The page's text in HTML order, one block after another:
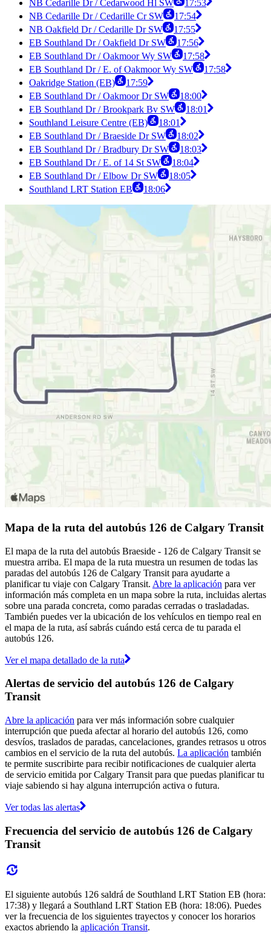
NB Cedarille Dr / Cedarwood Hl SW
17:53
NB Cedarille Dr / Cedarille Cr SW
17:54
NB Oakfield Dr / Cedarille Dr SW
17:55
EB Southland Dr / Oakfield Dr SW
17:56
EB Southland Dr / Oakmoor Wy SW
17:58
EB Southland Dr / E. of Oakmoor Wy SW
17:58
Oakridge Station (EB)
17:59
EB Southland Dr / Oakmoor Dr SW
18:00
EB Southland Dr / Brookpark Bv SW
18:01
Southland Leisure Centre (EB)
18:01
EB Southland Dr / Braeside Dr SW
18:02
EB Southland Dr / Bradbury Dr SW
18:03
EB Southland Dr / E. of 14 St SW
18:04
EB Southland Dr / Elbow Dr SW
18:05
Southland LRT Station EB
18:06
Mapa de la ruta del autobús 126 de Calgary Transit
El mapa de la ruta del autobús Braeside - 126 de Calgary Transit se
muestra arriba. El mapa de la ruta muestra un resumen de todas las
paradas del autobús 126 de Calgary Transit para ayudarte a
planificar tu viaje con Calgary Transit. Abre la aplicación para ver
información más completa en un mapa sobre la ruta, incluidas alertas
sobre una parada concreta, como paradas cerradas o trasladadas.
También puedes ver la ubicación de los vehículos en tiempo real en
el mapa de la ruta, así sabrás cuándo está cerca de tu parada el
autobús 126.
Ver el mapa detallado de la ruta
Alertas de servicio del autobús 126 de Calgary
Transit
Abre la aplicación para ver más información sobre cualquier
interrupción que pueda afectar al horario del autobús 126, como
desvíos, traslados de paradas, cancelaciones, grandes retrasos u otros
cambios en el servicio de la ruta del autobús. La aplicación también
te permite suscribirte para recibir notificaciones de cualquier alerta
de servicio emitida por Calgary Transit para que puedas planificar tu
viaje sabiendo si hay alguna interrupción activa o futura.
Ver todas las alertas
Frecuencia del servicio de autobús 126 de Calgary
Transit
El siguiente autobús 126 saldrá de Southland LRT Station EB (hora:
17:38) y llegará a Southland LRT Station EB (hora: 18:06). Puedes
ver la frecuencia de los siguientes trayectos y conocer los horarios
exactos abriendo la aplicación Transit.